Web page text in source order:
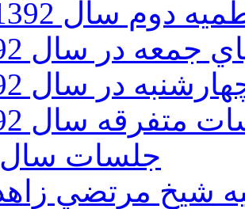
دوم سال 1392
جمعه در سال 92
در سال 92
متفرقه سال 92
جلسات سال 91